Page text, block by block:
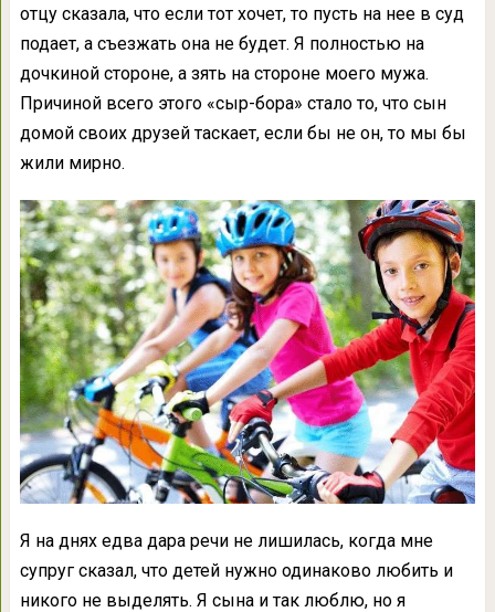
отцу сказала, что если тот хочет, то пусть на нее в суд
подает, а съезжать она не будет. Я полностью на
дочкиной стороне, а зять на стороне моего мужа.
Причиной всего этого «сыр-бора» стало то, что сын
домой своих друзей таскает, если бы не он, то мы бы
жили мирно.
Я на днях едва дара речи не лишилась, когда мне
супруг сказал, что детей нужно одинаково любить и
никого не выделять. Я сына и так люблю, но я